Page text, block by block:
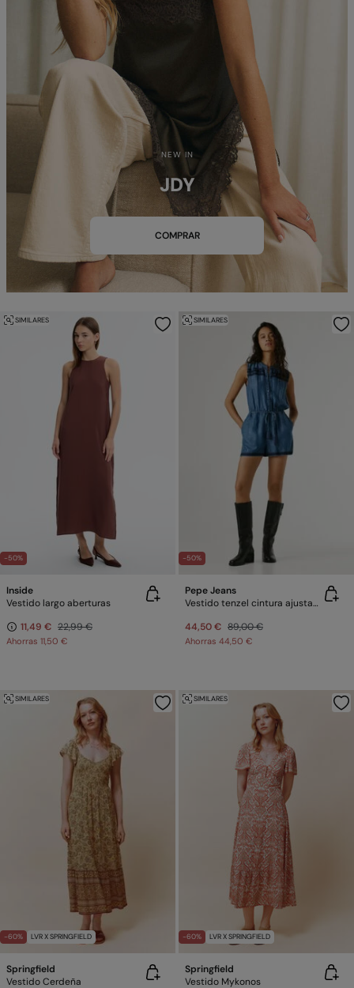
NEW IN
JDY
COMPRAR
-50%
SIMILARES
Inside
Vestido largo aberturas
11,49 € 22,99 €
Ahorras 11,50 €
-50%
SIMILARES
Pepe Jeans
Vestido tenzel cintura ajustable
44,50 € 89,00 €
Ahorras 44,50 €
-60% LVR X SPRINGFIELD
SIMILARES
Springfield
Vestido Cerdeña
-60% LVR X SPRINGFIELD
SIMILARES
Springfield
Vestido Mykonos